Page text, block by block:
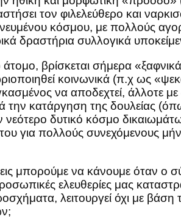
τον φιλελεύθερο και
κόσμου, με πολλούς
δραστήρια συλλογικά
άτομο, βρίσκεται σήμερα
κοινωνικά (π.χ ως
να αποδεχτεί, άλλοτε
την κατάργηση της δουλείας
δυτικό κόσμο
του για πολλούς συνεχόμενους
μπορούμε να κάνουμε όταν ο
ελευθερίες μας
λειτουργεί όχι με